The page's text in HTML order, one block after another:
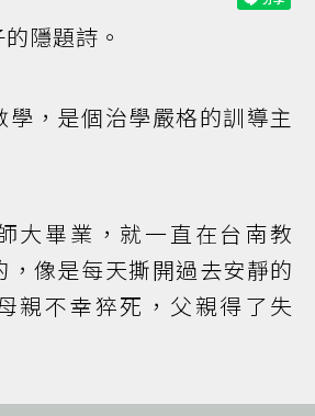
隱題詩。
學，是個治學嚴格的訓導主
大畢業，就一直在台南教
，像是每天撕開過去安靜的
親不幸猝死，父親得了失